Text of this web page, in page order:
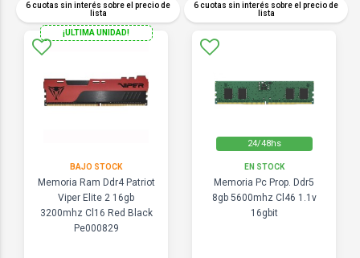
6 cuotas sin interés sobre el precio de
lista
6 cuotas sin interés sobre el precio de
lista
¡ULTIMA UNIDAD!
BAJO STOCK
Memoria Ram Ddr4 Patriot
Viper Elite 2 16gb
3200mhz Cl16 Red Black
Pe000829
24/48hs
EN STOCK
Memoria Pc Prop. Ddr5
8gb 5600mhz Cl46 1.1v
16gbit